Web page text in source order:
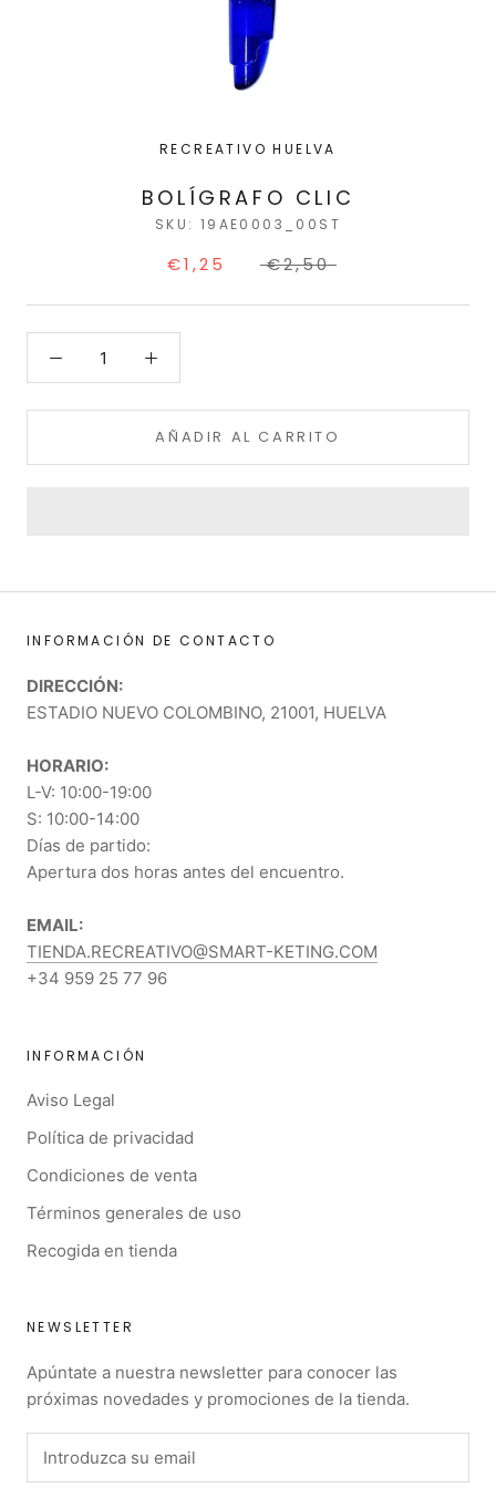
RECREATIVO HUELVA
BOLÍGRAFO CLIC
SKU: 19AE0003_00ST
€1,25 €2,50
AÑADIR AL CARRITO
INFORMACIÓN DE CONTACTO
DIRECCIÓN:
ESTADIO NUEVO COLOMBINO, 21001, HUELVA
HORARIO:
L-V: 10:00-19:00
S: 10:00-14:00
Días de partido:
Apertura dos horas antes del encuentro.
EMAIL:
TIENDA.RECREATIVO@SMART-KETING.COM
+34 959 25 77 96
INFORMACIÓN
Aviso Legal
Política de privacidad
Condiciones de venta
Términos generales de uso
Recogida en tienda
NEWSLETTER
Apúntate a nuestra newsletter para conocer las
próximas novedades y promociones de la tienda.